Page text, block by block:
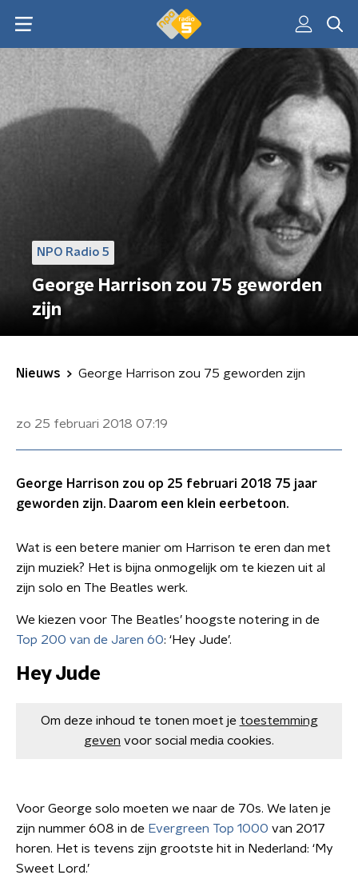
NPO Radio 5
George Harrison zou 75 geworden
zijn
Nieuws George Harrison zou 75 geworden zijn
zo 25 februari 2018 07:19
George Harrison zou op 25 februari 2018 75 jaar
geworden zijn. Daarom een klein eerbetoon.
Wat is een betere manier om Harrison te eren dan met
zijn muziek? Het is bijna onmogelijk om te kiezen uit al
zijn solo en The Beatles werk.
We kiezen voor The Beatles’ hoogste notering in de
Top 200 van de Jaren 60: ‘Hey Jude’.
Hey Jude
Om deze inhoud te tonen moet je toestemming
geven voor social media cookies.
Voor George solo moeten we naar de 70s. We laten je
zijn nummer 608 in de Evergreen Top 1000 van 2017
horen. Het is tevens zijn grootste hit in Nederland: ‘My
Sweet Lord.’